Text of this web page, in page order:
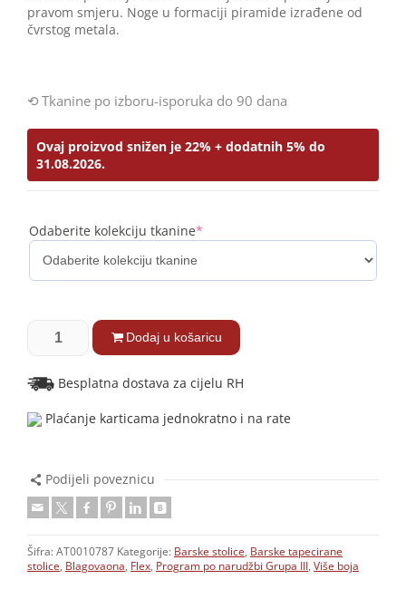
pravom smjeru. Noge u formaciji piramide izrađene od
čvrstog metala.
Tkanine po izboru-isporuka do 90 dana
Ovaj proizvod snižen je 22% + dodatnih 5% do
31.08.2026.
Odaberite kolekciju tkanine*
Dodaj u košaricu
Besplatna dostava za cijelu RH
Plaćanje karticama jednokratno i na rate
Podijeli poveznicu
Šifra: AT0010787 Kategorije: Barske stolice, Barske tapecirane
stolice, Blagovaona, Flex, Program po narudžbi Grupa III, Više boja